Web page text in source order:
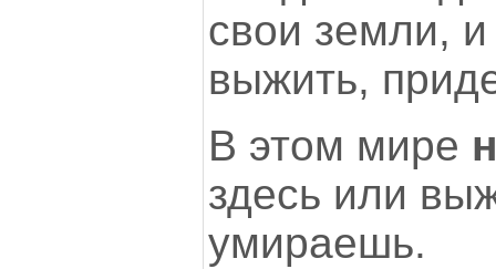
свои земли,
выжить,
В этом мире
здесь или
умираешь.